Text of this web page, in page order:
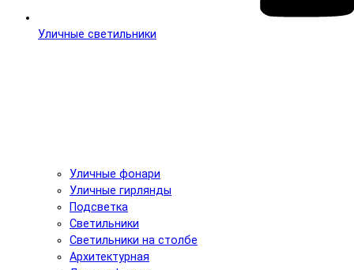
Уличные светильники
Уличные фонари
Уличные гирлянды
Подсветка
Светильники
Светильники на столбе
Архитектурная